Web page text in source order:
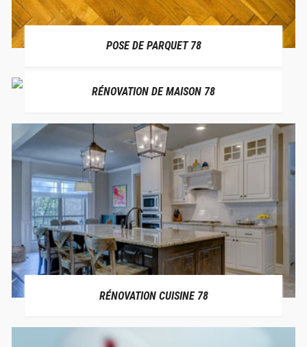
POSE DE PARQUET 78
RÉNOVATION DE MAISON 78
RÉNOVATION CUISINE 78